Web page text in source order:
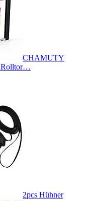
CHAMUTY
Rolltor…
2pcs Hühner